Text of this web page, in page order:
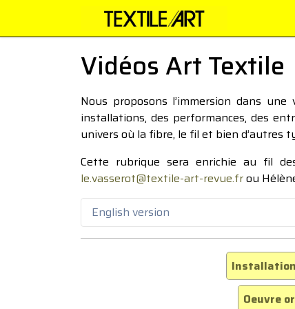
Vidéos Art Textile
Nous proposons l’immersion dans
installations, des performances, des
univers où la fibre, le fil et bien d’autres
Cette rubrique sera enrichie au fil
le.vasserot@textile-art-revue.frou
English version
Installation
Oeuvre